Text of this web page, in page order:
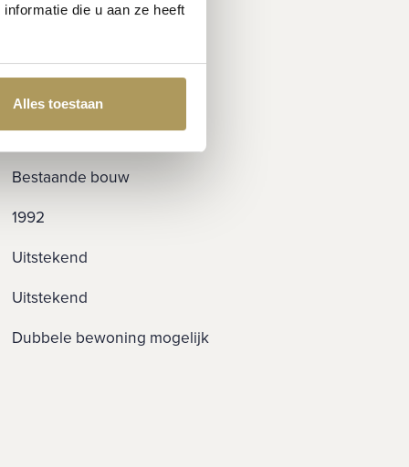
die u aan ze heeft
Alles toestaan
Landhuis, Vrijstaande
woning
Bestaande bouw
1992
Uitstekend
Uitstekend
Dubbele bewoning mogelijk